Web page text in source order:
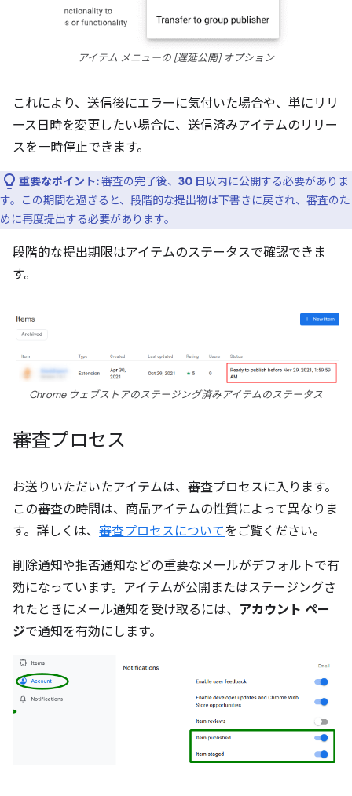
アイテム メニューの [遅延公開] オプション
これにより、送信後にエラーに気付いた場合や、単にリリ
ース日時を変更したい場合に、送信済みアイテムのリリー
スを一時停止できます。
重要なポイント:審査の完了後、 30 日以内に公開する必要がありま
す。この期間を過ぎると、段階的な提出物は下書きに戻され、審査のた
めに再度提出する必要があります。
段階的な提出期限はアイテムのステータスで確認できま
す。
Chrome ウェブストアのステージング済みアイテムのステータス
審査プロセス
お送りいただいたアイテムは、審査プロセスに入ります。
この審査の時間は、商品アイテムの性質によって異なりま
す。詳しくは、 審査プロセスについてをご覧ください。
削除通知や拒否通知などの重要なメールがデフォルトで有
効になっています。アイテムが公開またはステージングさ
れたときにメール通知を受け取るには、 アカウント ペー
ジで通知を有効にします。